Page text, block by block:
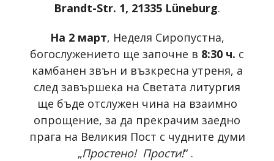
Brandt-Str. 1, 21335 Lüneburg.
На 2 март, Неделя Сиропустна,
богослужението ще започне в 8:30 ч. с
камбанен звън и възкресна утреня, а
след завършека на Светата литургия
ще бъде отслужен чина на взаимно
опрощение, за да прекрачим заедно
прага на Великия Пост с чудните думи
„Простено! Прости!“ .